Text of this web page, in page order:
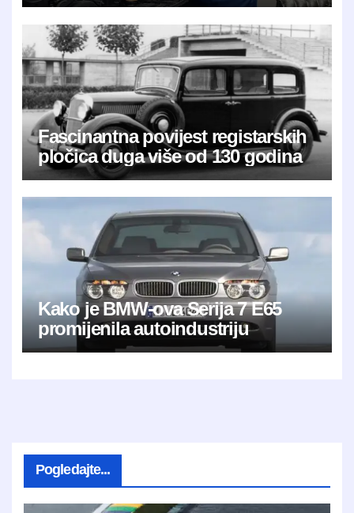
Fascinantna povijest registarskih
pločica duga više od 130 godina
Kako je BMW-ova Serija 7 E65
promijenila autoindustriju
Pogledajte...